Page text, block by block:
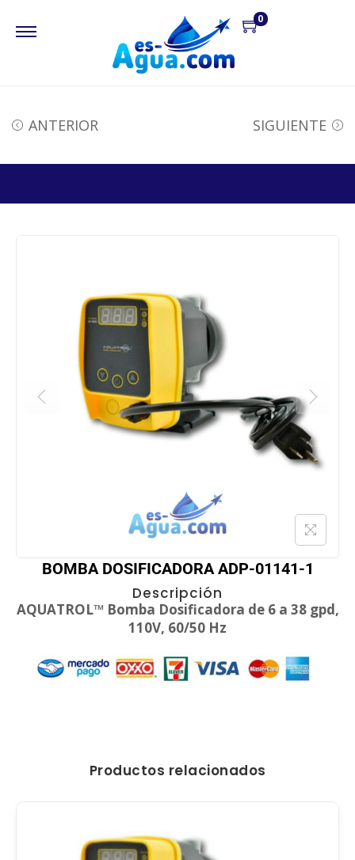
0
ANTERIOR SIGUIENTE
BOMBA DOSIFICADORA ADP-01141-1
Descripción
AQUATROL™ Bomba Dosificadora de 6 a 38 gpd,
110V, 60/50 Hz
Productos relacionados